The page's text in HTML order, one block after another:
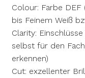
Colour: Farbe
bis Feinem Weiß
Clarity:
selbst für den
erkennen)
Cut: exzellenter